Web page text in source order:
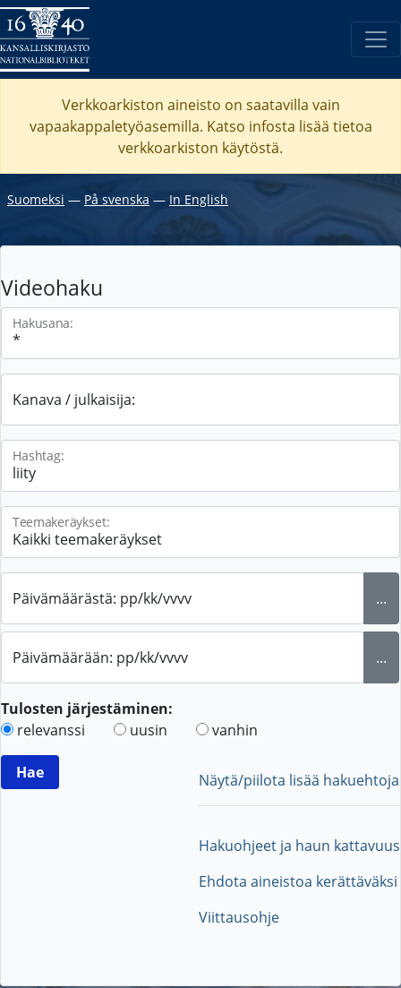
Verkkoarkiston aineisto on saatavilla vain
vapaakappaletyöasemilla. Katso infosta lisää tietoa
verkkoarkiston käytöstä.
Suomeksi ― På svenska ― In English
Videohaku
Hakusana:
Kanava / julkaisija:
Hashtag:
Teemakeräykset:
Päivämäärästä: pp/kk/vvvv ...
Päivämäärään: pp/kk/vvvv ...
Tulosten järjestäminen:
relevanssi
uusin vanhin
Näytä/piilota lisää hakuehtoja
Hakuohjeet ja haun kattavuus
Ehdota aineistoa kerättäväksi
Viittausohje